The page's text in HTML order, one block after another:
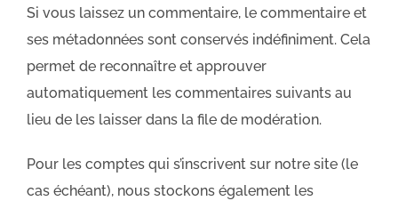
Si vous laissez un commentaire, le commentaire et
ses métadonnées sont conservés indéfiniment. Cela
permet de reconnaître et approuver
automatiquement les commentaires suivants au
lieu de les laisser dans la file de modération.
Pour les comptes qui s’inscrivent sur notre site (le
cas échéant), nous stockons également les